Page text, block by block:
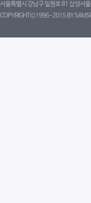
서울특별시 강남구 일원로 81 삼성
COPYRIGHT©1996-2015 BY